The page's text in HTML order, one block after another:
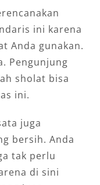
ini karena
Anda gunakan.
Pengunjung
sholat bisa
ini.
juga
bersih. Anda
tak perlu
di sini